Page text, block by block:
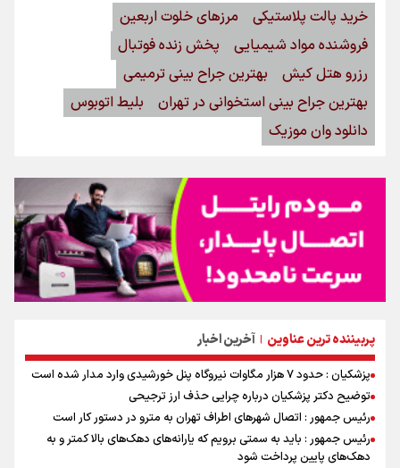
پربیننده ترین عناوین | آخرین اخبار
پزشکیان : حدود ۷ هزار مگاوات نیروگاه پنل خورشیدی وارد مدار شده است
توضیح دکتر پزشکیان درباره چرایی حذف ارز ترجیحی
رئیس جمهور : اتصال شهرهای اطراف تهران به مترو در دستور کار است
رئیس جمهور : باید به سمتی برویم که یارانه‌های دهک‌های بالا کمتر و به
دهک‌های پایین پرداخت شود
خرید پالت پلاستیکی
مرزهای خلوت اربعین
فروشنده مواد شیمیایی
پخش زنده فوتبال
رزرو هتل کیش
بهترین جراح بینی ترمیمی
بهترین جراح بینی استخوانی در تهران
بلیط اتوبوس
دانلود وان موزیک